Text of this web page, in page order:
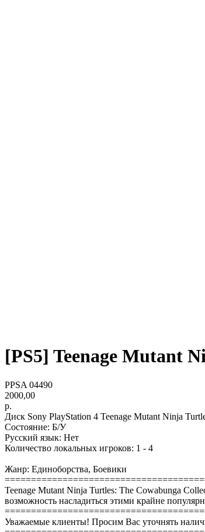
[PS5] Teenage Mutant
PPSA 04490
2000,00
р.
Диск Sony PlayStation 4 Teenage Mutant Ninja
Состояние: Б/У
Русский язык: Нет
Количество локальных игроков: 1 - 4
Жанр: Единоборства, Боевики
Teenage Mutant Ninja Turtles: The Cowabunga
возможность насладиться этими крайне
Уважаемые клиенты! Просим Вас уточнять